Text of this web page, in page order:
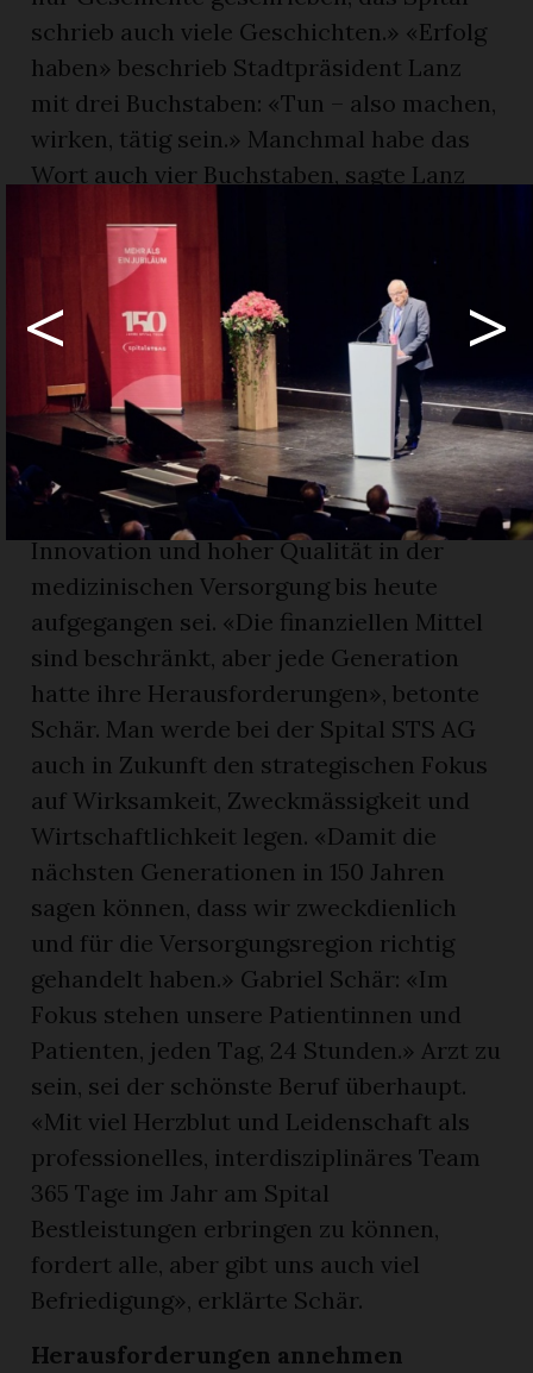
schrieb auch viele Geschichten.» «Erfolg
haben» beschrieb Stadtpräsident Lanz
mit drei Buchstaben: «Tun – also machen,
wirken, tätig sein.» Manchmal habe das
Wort auch vier Buchstaben, sagte Lanz
seit 150 leistet, ist beeindruckend und
verdient Respekt», so der Stadtpräsident,
der von offizieller Seite die besten Grüsse
der Stadtregierung überbrachte.
Strategie mit Zukunft
Der Verwaltungsratspräsident, Prof. Dr.
med. Gabriel Schär, zeigte sich erfreut,
dass die Schwerpunktstrategie bezüglich
Innovation und hoher Qualität in der
medizinischen Versorgung bis heute
aufgegangen sei. «Die finanziellen Mittel
sind beschränkt, aber jede Generation
hatte ihre Herausforderungen», betonte
Schär. Man werde bei der Spital STS AG
auch in Zukunft den strategischen Fokus
auf Wirksamkeit, Zweckmässigkeit und
Wirtschaftlichkeit legen. «Damit die
nächsten Generationen in 150 Jahren
sagen können, dass wir zweckdienlich
und für die Versorgungsregion richtig
gehandelt haben.» Gabriel Schär: «Im
Fokus stehen unsere Patientinnen und
Patienten, jeden Tag, 24 Stunden.» Arzt zu
sein, sei der schönste Beruf überhaupt.
«Mit viel Herzblut und Leidenschaft als
professionelles, interdisziplinäres Team
365 Tage im Jahr am Spital
Bestleistungen erbringen zu können,
fordert alle, aber gibt uns auch viel
Befriedigung», erklärte Schär.
Herausforderungen annehmen
< >